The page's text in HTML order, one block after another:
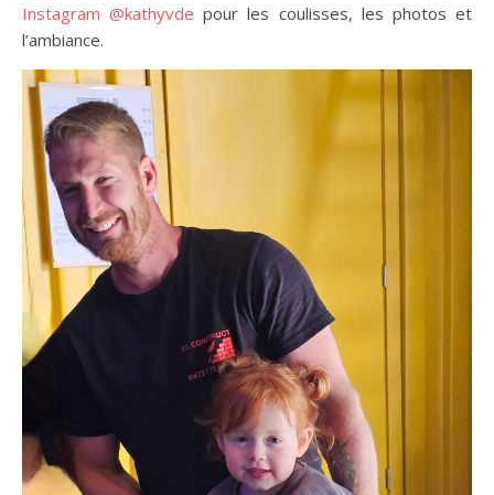
Instagram @kathyvde pour les coulisses, les photos et
l’ambiance.